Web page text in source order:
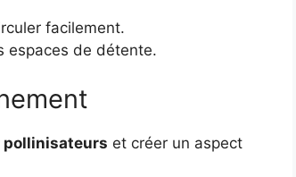
facilement.
espaces de détente.
et créer un aspect